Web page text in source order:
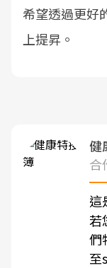
希望透過更好
上提昇。
健
合
這
若
們
至